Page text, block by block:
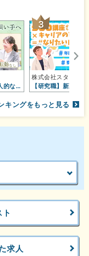
【製造職】職人的な感覚・感性も生か…
キングをもっと見る
求人